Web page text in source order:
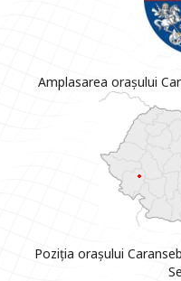
Amplasarea orașului
Poziția orașului